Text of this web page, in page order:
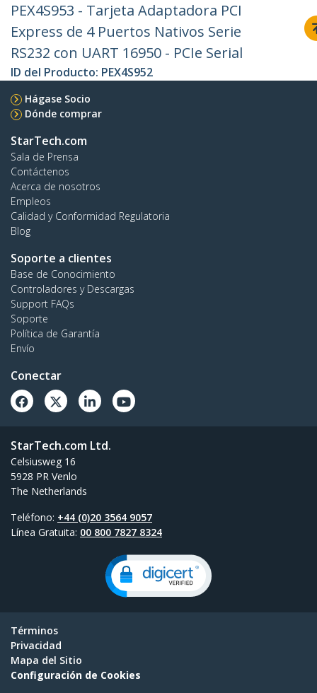
PEX4S953 - Tarjeta Adaptadora PCI
Express de 4 Puertos Nativos Serie
RS232 con UART 16950 - PCIe Serial
ID del Producto: PEX4S952
Hágase Socio
Dónde comprar
StarTech.com
Sala de Prensa
Contáctenos
Acerca de nosotros
Empleos
Calidad y Conformidad Regulatoria
Blog
Soporte a clientes
Base de Conocimiento
Controladores y Descargas
Support FAQs
Soporte
Política de Garantía
Envío
Conectar
StarTech.com Ltd.
Celsiusweg 16
5928 PR Venlo
The Netherlands
Teléfono: +44 (0)20 3564 9057
Línea Gratuita: 00 800 7827 8324
Términos
Privacidad
Mapa del Sitio
Configuración de Cookies